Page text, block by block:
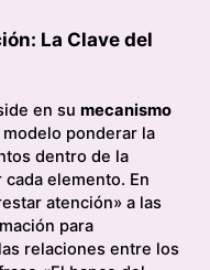
La Clave del
en su mecanismo
ponderar la
dentro de la
elemento. En
atención» a las
para
relaciones entre los